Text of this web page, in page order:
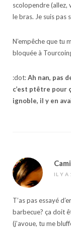
scolopendre (allez,
le bras. Je suis pas
N’empêche que tu
bloquée à
:dot:Ah nan, pas
c’est ptêtre pour
ignoble, il y en
IL Y A
T’as pas essayé
barbecue? ça doit
(j’avoue, tu me